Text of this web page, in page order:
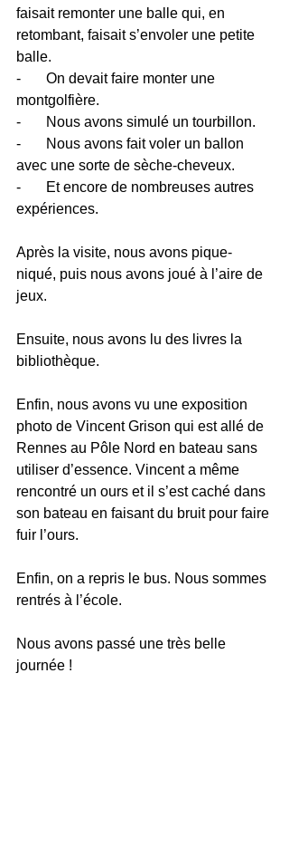
faisait remonter une balle qui, en
retombant, faisait s’envoler une petite
balle.
-       On devait faire monter une
montgolfière.
-       Nous avons simulé un tourbillon.
-       Nous avons fait voler un ballon
avec une sorte de sèche-cheveux.
-       Et encore de nombreuses autres
expériences.
Après la visite, nous avons pique-
niqué, puis nous avons joué à l’aire de
jeux.
Ensuite, nous avons lu des livres la
bibliothèque.
Enfin, nous avons vu une exposition
photo de Vincent Grison qui est allé de
Rennes au Pôle Nord en bateau sans
utiliser d’essence. Vincent a même
rencontré un ours et il s’est caché dans
son bateau en faisant du bruit pour faire
fuir l’ours.
Enfin, on a repris le bus. Nous sommes
rentrés à l’école.
Nous avons passé une très belle
journée !